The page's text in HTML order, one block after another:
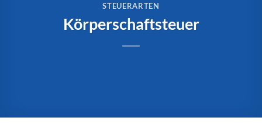
STEUERARTEN
Körperschaftsteuer